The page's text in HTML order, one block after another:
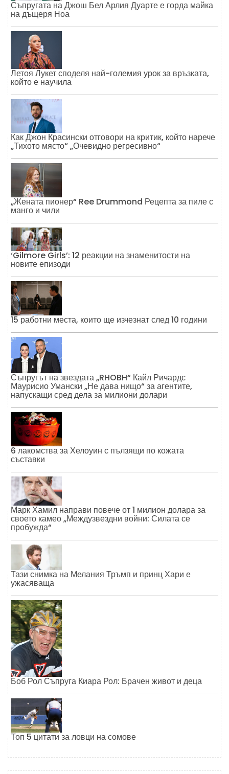
Съпругата на Джош Бел Арлия Дуарте е горда майка
на дъщеря Ноа
Летоя Лукет споделя най-големия урок за връзката,
който е научила
Как Джон Красински отговори на критик, който нарече
„Тихото място“ „Очевидно регресивно“
„Жената пионер“ Ree Drummond Рецепта за пиле с
манго и чили
‘Gilmore Girls’: 12 реакции на знаменитости на
новите епизоди
15 работни места, които ще изчезнат след 10 години
Съпругът на звездата „RHOBH“ Кайл Ричардс
Маурисио Умански „Не дава нищо“ за агентите,
напускащи сред дела за милиони долари
6 лакомства за Хелоуин с пълзящи по кожата
съставки
Марк Хамил направи повече от 1 милион долара за
своето камео „Междузвездни войни: Силата се
пробужда“
Тази снимка на Мелания Тръмп и принц Хари е
ужасяваща
Боб Рол Съпруга Киара Рол: Брачен живот и деца
Топ 5 цитати за ловци на сомове